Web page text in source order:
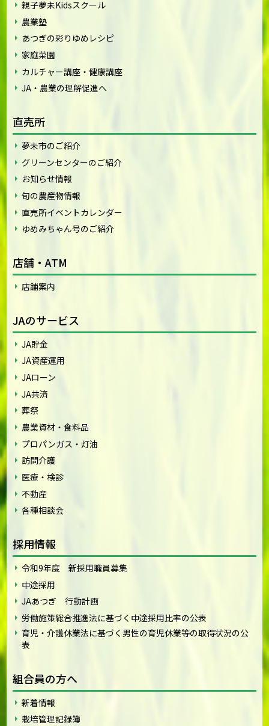
親子夢未Kidsスクール
農業塾
あつぎの彩りゆめレシピ
家庭菜園
カルチャー講座・健康講座
JA・農業の理解促進へ
直売所
夢未市のご紹介
グリーンセンターのご紹介
お知らせ情報
旬の農産物情報
直売所イベントカレンダー
ゆめみちゃん号のご紹介
店舗・ATM
店舗案内
JAのサービス
JA貯金
JA資産運用
JAローン
JA共済
葬祭
農業資材・食料品
プロパンガス・灯油
訪問介護
医療・検診
不動産
各種相談会
採用情報
令和9年度 新採用職員募集
中途採用
JAあつぎ 行動計画
労働施策総合推進法に基づく中途採用比率の公表
育児・介護休業法に基づく男性の育児休業等の取得状況の公
表
組合員の方へ
新着情報
栽培管理記録簿